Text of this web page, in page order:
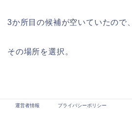
3か所目の候補が空いていたので、
その場所を選択。
最近アジング人口が
運営者情報 プライバシーポリシー